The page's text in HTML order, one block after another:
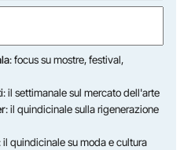
: focus su mostre, festival,
: il settimanale sul mercato dell'arte
: il quindicinale sulla rigenerazione
il quindicinale su moda e cultura